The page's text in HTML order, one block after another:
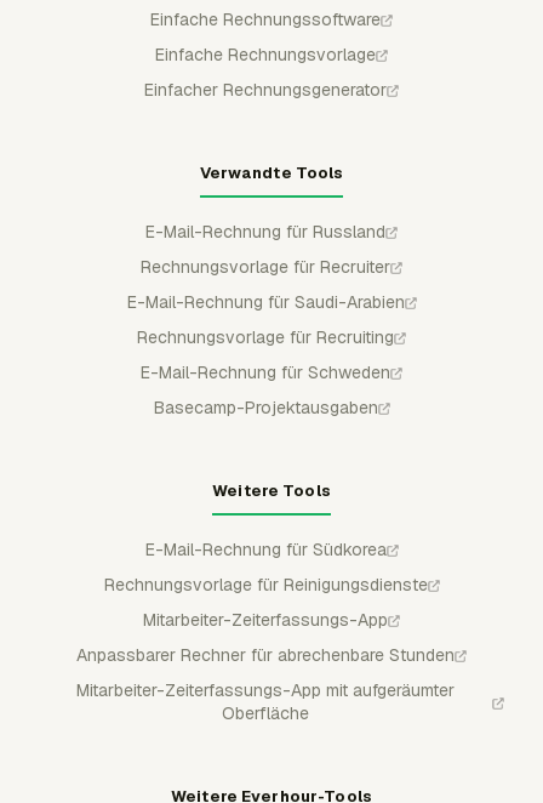
Einfache Rechnungssoftware
Einfache Rechnungsvorlage
Einfacher Rechnungsgenerator
Verwandte Tools
E-Mail-Rechnung für Russland
Rechnungsvorlage für Recruiter
E-Mail-Rechnung für Saudi-Arabien
Rechnungsvorlage für Recruiting
E-Mail-Rechnung für Schweden
Basecamp-Projektausgaben
Weitere Tools
E-Mail-Rechnung für Südkorea
Rechnungsvorlage für Reinigungsdienste
Mitarbeiter-Zeiterfassungs-App
Anpassbarer Rechner für abrechenbare Stunden
Mitarbeiter-Zeiterfassungs-App mit aufgeräumter
Oberfläche
Weitere Everhour-Tools